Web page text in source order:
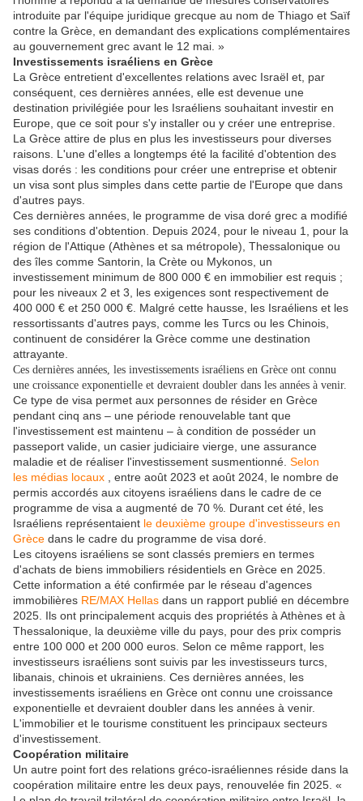
introduite par l'équipe juridique grecque au nom de Thiago et Saïf
contre la Grèce, en demandant des explications complémentaires
au gouvernement grec avant le 12 mai. »
Investissements israéliens en Grèce
La Grèce entretient d'excellentes relations avec Israël et, par
conséquent, ces dernières années, elle est devenue une
destination privilégiée pour les Israéliens souhaitant investir en
Europe, que ce soit pour s'y installer ou y créer une entreprise.
La Grèce attire de plus en plus les investisseurs pour diverses
raisons. L'une d'elles a longtemps été la facilité d'obtention des
visas dorés : les conditions pour créer une entreprise et obtenir
un visa sont plus simples dans cette partie de l'Europe que dans
d'autres pays.
Ces dernières années, le programme de visa doré grec a modifié
ses conditions d'obtention. Depuis 2024, pour le niveau 1, pour la
région de l'Attique (Athènes et sa métropole), Thessalonique ou
des îles comme Santorin, la Crète ou Mykonos, un
investissement minimum de 800 000 € en immobilier est requis ;
pour les niveaux 2 et 3, les exigences sont respectivement de
400 000 € et 250 000 €. Malgré cette hausse, les Israéliens et les
ressortissants d'autres pays, comme les Turcs ou les Chinois,
continuent de considérer la Grèce comme une destination
attrayante.
Ces dernières années, les investissements israéliens en Grèce ont connu
une croissance exponentielle et devraient doubler dans les années à venir.
Ce type de visa permet aux personnes de résider en Grèce
pendant cinq ans – une période renouvelable tant que
l'investissement est maintenu – à condition de posséder un
passeport valide, un casier judiciaire vierge, une assurance
maladie et de réaliser l'investissement susmentionné. Selon
les médias locaux
, entre août 2023 et août 2024, le nombre de
permis accordés aux citoyens israéliens dans le cadre de ce
programme de visa a augmenté de 70 %. Durant cet été, les
Israéliens représentaient le deuxième groupe d'investisseurs en
Grèce dans le cadre du programme de visa doré.
Les citoyens israéliens se sont classés premiers en termes
d'achats de biens immobiliers résidentiels en Grèce en 2025.
Cette information a été confirmée par le réseau d'agences
immobilières RE/MAX Hellas dans un rapport publié en décembre
2025. Ils ont principalement acquis des propriétés à Athènes et à
Thessalonique, la deuxième ville du pays, pour des prix compris
entre 100 000 et 200 000 euros. Selon ce même rapport, les
investisseurs israéliens sont suivis par les investisseurs turcs,
libanais, chinois et ukrainiens. Ces dernières années, les
investissements israéliens en Grèce ont connu une croissance
exponentielle et devraient doubler dans les années à venir.
L'immobilier et le tourisme constituent les principaux secteurs
d'investissement.
Coopération militaire
Un autre point fort des relations gréco-israéliennes réside dans la
coopération militaire entre les deux pays, renouvelée fin 2025. «